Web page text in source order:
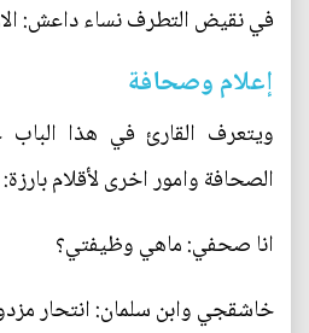
في نقيض التطرف نساء داعش:
إعلام وصحافة
ويتعرف القارئ في هذا
الصحافة وامور اخرى لأقلام بارزة:
انا صحفي: ماهي وظيفتي؟
خاشقجي وابن سلمان: انتحار